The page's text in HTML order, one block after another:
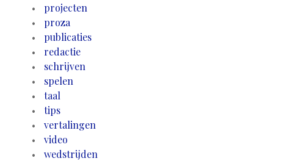
projecten
proza
publicaties
redactie
schrijven
spelen
taal
tips
vertalingen
video
wedstrijden